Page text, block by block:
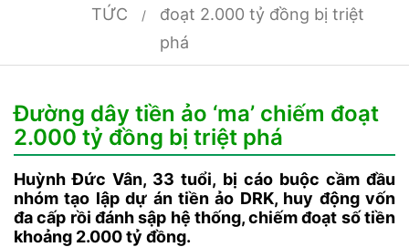
TỨC
đoạt 2.000 tỷ đồng bị triệt
phá
Đường dây tiền ảo ‘ma’ chiếm đoạt
2.000 tỷ đồng bị triệt phá
Huỳnh Đức Vân, 33 tuổi, bị cáo buộc cầm đầu
nhóm tạo lập dự án tiền ảo DRK, huy động vốn
đa cấp rồi đánh sập hệ thống, chiếm đoạt số tiền
khoảng 2.000 tỷ đồng.